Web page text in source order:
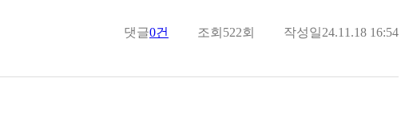
댓글0건 조회 522회 작성일24.11.18 16:54